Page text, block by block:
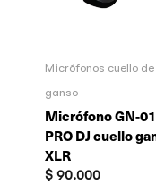
Micrófonos cuello de
ganso
Micrófono GN-01
PRO DJ cuello
XLR
$ 90.000